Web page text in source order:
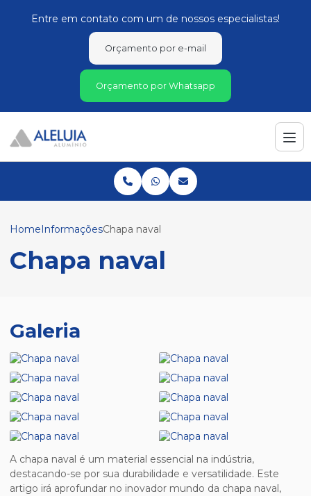
Entre em contato com um de nossos especialistas!
Orçamento por e-mail
Orçamento por Whatsapp
HomeInformaçõesChapa naval
Chapa naval
Galeria
A chapa naval é um material essencial na indústria,
destacando-se por sua durabilidade e versatilidade. Este
artigo irá aprofundar no inovador mundo da chapa naval,